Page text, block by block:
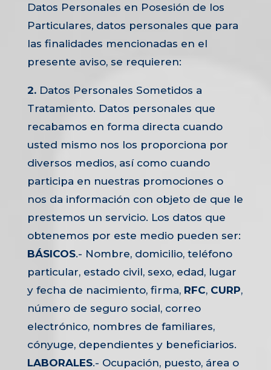
Datos Personales en Posesión de los
Particulares, datos personales que para
las finalidades mencionadas en el
presente aviso, se requieren:
2.Datos Personales Sometidos a
Tratamiento. Datos personales que
recabamos en forma directa cuando
usted mismo nos los proporciona por
diversos medios, así como cuando
participa en nuestras promociones o
nos da información con objeto de que le
prestemos un servicio. Los datos que
obtenemos por este medio pueden ser:
BÁSICOS.- Nombre, domicilio, teléfono
particular, estado civil, sexo, edad, lugar
y fecha de nacimiento, firma, RFC, CURP,
número de seguro social, correo
electrónico, nombres de familiares,
cónyuge, dependientes y beneficiarios.
LABORALES.- Ocupación, puesto, área o